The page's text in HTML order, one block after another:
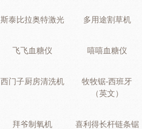
斯泰比拉奥特激光 多用途割草机
飞飞血糖仪 嘻嘻血糖仪
西门子厨房清洗机
牧牧锯-西班牙
（英文）
拜爷制氧机 喜利得长杆链条锯